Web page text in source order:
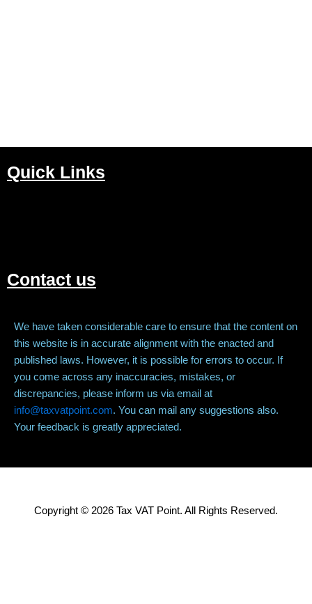
Quick Links
Contact us
We have taken considerable care to ensure that the content on
this website is in accurate alignment with the enacted and
published laws. However, it is possible for errors to occur. If
you come across any inaccuracies, mistakes, or
discrepancies, please inform us via email at
info@taxvatpoint.com. You can mail any suggestions also.
Your feedback is greatly appreciated.
Copyright © 2026 Tax VAT Point. All Rights Reserved.